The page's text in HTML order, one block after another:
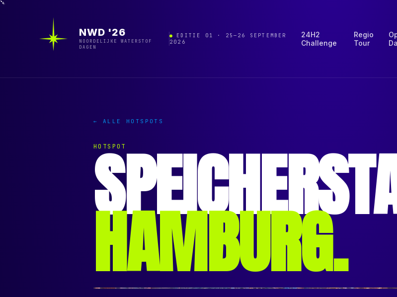
NWD '26
NOORDELIJKE WATERSTOF
DAGEN
EDITIE 01 · 25—26 SEPTEMBER
2026
24H2
Challenge
Regio
Tour
← ALLE HOTSPOTS
HOTSPOT
HAMBURG.